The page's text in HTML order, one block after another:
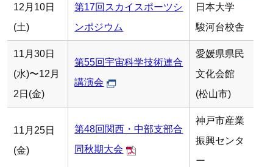
12月10日
(土)
第17回スカイスポーツシ
ンポジウム
日本大学
駿河台校舎
11月30日
(水)〜12月
2日(金)
第55回宇宙科学技術連合
講演会
愛媛県県民
文化会館
(松山市)
11月25日
(金)
第48回関西・中部支部合
同秋期大会
神戸市産業
振興センタ
ー